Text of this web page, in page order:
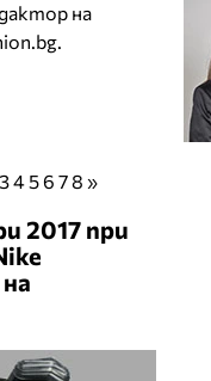
на
3456 78 »
2017 при